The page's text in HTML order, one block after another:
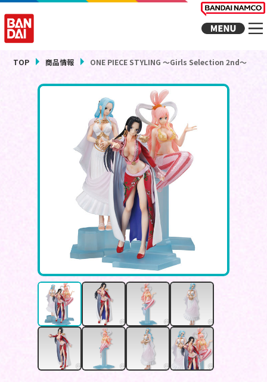
TOP 商品情報 ONE PIECE STYLING ～Girls Selection 2nd～